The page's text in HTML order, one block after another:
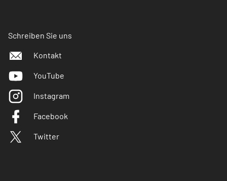
Schreiben Sie uns
Kontakt
YouTube
Instagram
Facebook
Twitter